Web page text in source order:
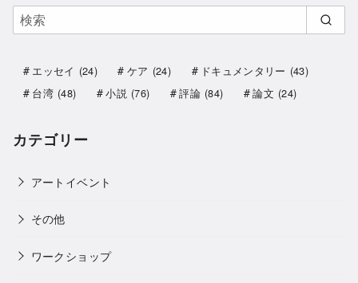
エッセイ (24) ケア (24) ドキュメンタリー (43)
台湾 (48) 小説 (76) 評論 (84) 論文 (24)
カテゴリー
アートイベント
その他
ワークショップ